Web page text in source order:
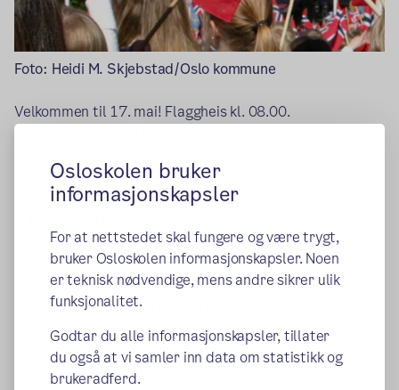
Osloskolen bruker
informasjonskapsler
For at nettstedet skal fungere og være trygt,
bruker Osloskolen informasjonskapsler. Noen
er teknisk nødvendige, mens andre sikrer ulik
funksjonalitet.
Godtar du alle informasjonskapsler, tillater
du også at vi samler inn data om statistikk og
brukeradferd.
Foto: Heidi M. Skjebstad/Oslo kommune
Velkommen til 17. mai! Flaggheis kl. 08.00.
Elever som skal gå i barnetoget møter opp senest 08.45
Manglerud School May 17th invitation with
english text.pdf
Manglerud Skole 17. mai invitasjon med
norsk tekst.pdf